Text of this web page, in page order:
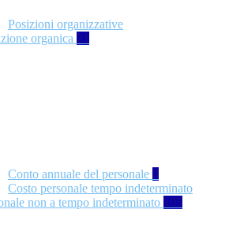
Posizioni organizzative
organica 21
Conto annuale del personale 8
Costo personale tempo indeterminato
non a tempo indeterminato 105